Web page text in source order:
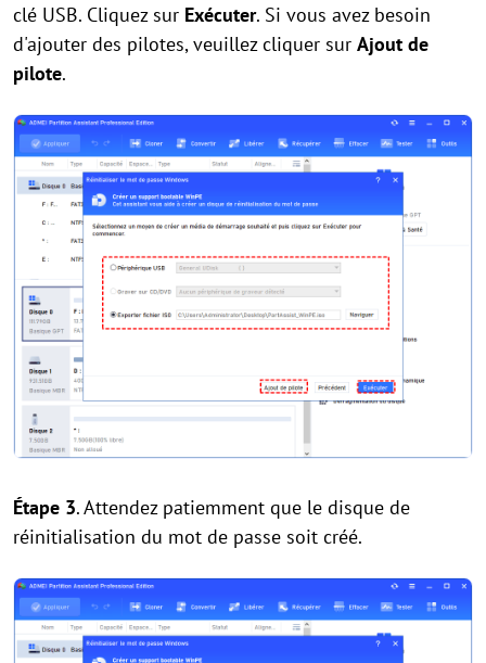
clé USB. Cliquez sur Exécuter. Si vous avez besoin
d'ajouter des pilotes, veuillez cliquer sur Ajout de
pilote.
Étape 3. Attendez patiemment que le disque de
réinitialisation du mot de passe soit créé.